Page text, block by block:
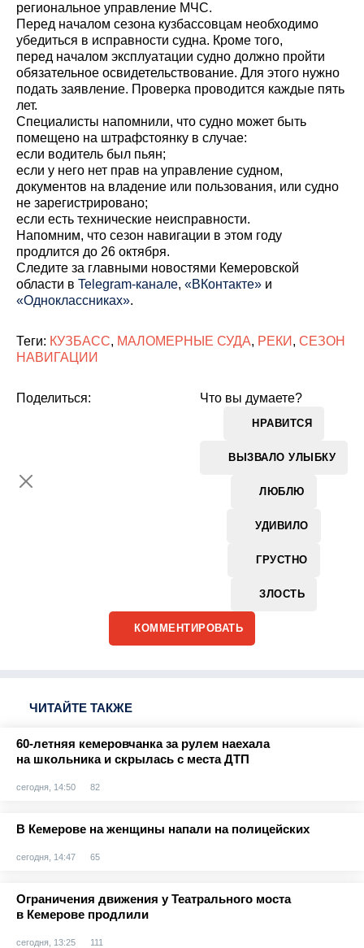
региональное управление МЧС.
Перед началом сезона кузбассовцам необходимо
убедиться в исправности судна. Кроме того,
перед началом эксплуатации судно должно пройти
обязательное освидетельствование. Для этого нужно
подать заявление. Проверка проводится каждые пять
лет.
Специалисты напомнили, что судно может быть
помещено на штрафстоянку в случае:
если водитель был пьян;
если у него нет прав на управление судном,
документов на владение или пользования, или судно
не зарегистрировано;
если есть технические неисправности.
Напомним, что сезон навигации в этом году
продлится до 26 октября.
Cледите за главными новостями Кемеровской
области в Telegram-канале, «ВКонтакте» и
«Одноклассниках».
Теги: КУЗБАСС, МАЛОМЕРНЫЕ СУДА, РЕКИ , СЕЗОН
НАВИГАЦИИ
Что вы думаете?
НРАВИТСЯ
ВЫЗВАЛО УЛЫБКУ
ЛЮБЛЮ
УДИВИЛО
ГРУСТНО
ЗЛОСТЬ
Поделиться:
КОММЕНТИРОВАТЬ
ЧИТАЙТЕ ТАКЖЕ
60-летняя кемеровчанка за рулем наехала
на школьника и скрылась с места ДТП
сегодня, 14:50 82
В Кемерове на женщины напали на полицейских
сегодня, 14:47 65
Ограничения движения у Театрального моста
в Кемерове продлили
сегодня, 13:25 111